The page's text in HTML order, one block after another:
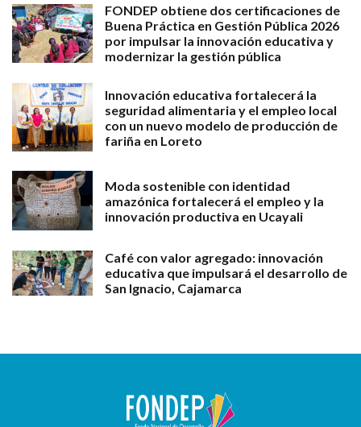
FONDEP obtiene dos certificaciones de
Buena Práctica en Gestión Pública 2026
por impulsar la innovación educativa y
modernizar la gestión pública
Innovación educativa fortalecerá la
seguridad alimentaria y el empleo local
con un nuevo modelo de producción de
fariña en Loreto
Moda sostenible con identidad
amazónica fortalecerá el empleo y la
innovación productiva en Ucayali
Café con valor agregado: innovación
educativa que impulsará el desarrollo de
San Ignacio, Cajamarca